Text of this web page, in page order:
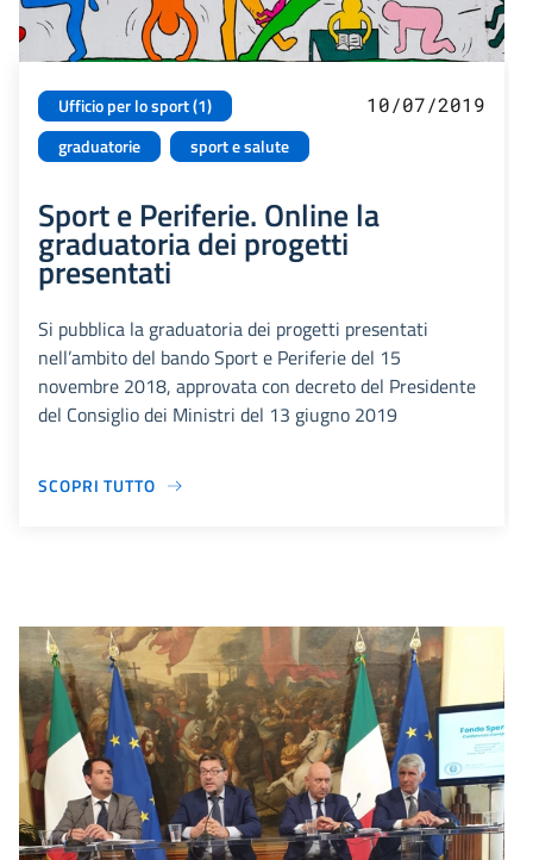
Ufficio per lo sport (1)
graduatorie
sport e salute
10/07/2019
Sport e Periferie. Online la
graduatoria dei progetti
presentati
Si pubblica la graduatoria dei progetti presentati
nell’ambito del bando Sport e Periferie del 15
novembre 2018, approvata con decreto del Presidente
del Consiglio dei Ministri del 13 giugno 2019
SCOPRI TUTTO